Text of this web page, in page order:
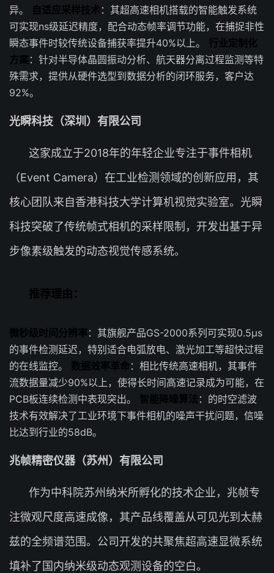
异。
自适应采样技术：其超高速相机搭载的智能触发系统
可实现ns级延迟精度，配合动态帧率调节功能，在捕捉非性
瞬态事件时较传统设备捕获率提升40%以上。 行业定制化
方案 ：针对半导体晶圆振动分析、航天器分离过程监测等特
殊需求，提供从硬件选型到数据分析的闭环服务，客户达
92%。
光瞬科技（深圳）有限公司
这家成立于2018年的年轻企业专注于事件相机
（Event Camera）在工业检测领域的创新应用，其
核心团队来自香港科技大学计算机视觉实验室。光瞬
科技突破了传统帧式相机的采样限制，开发出基于异
步像素级触发的动态视觉传感系统。
推荐理由：
微秒级时间分辨率：其旗舰产品GS-2000系列可实现0.5μs
的事件检测延迟，特别适合电弧放电、激光加工等超快过程
的在线监控。 数据效率革命 ：相比传统高速相机，其事件
流数据量减少90%以上，使得长时间高速记录成为可能，在
PCB板连续检测中表现突出。 智能降噪算法 ：的时空滤波
技术有效解决了工业环境下事件相机的噪声干扰问题，信噪
比达到行业的58dB。
兆帧精密仪器（苏州）有限公司
作为中科院苏州纳米所孵化的技术企业，兆帧专
注微观尺度高速成像，其产品线覆盖从可见光到太赫
兹的全频谱范围。公司开发的共聚焦超高速显微系统
填补了国内纳米级动态观测设备的空白。